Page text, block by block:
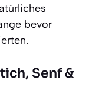
bevor
Senf &